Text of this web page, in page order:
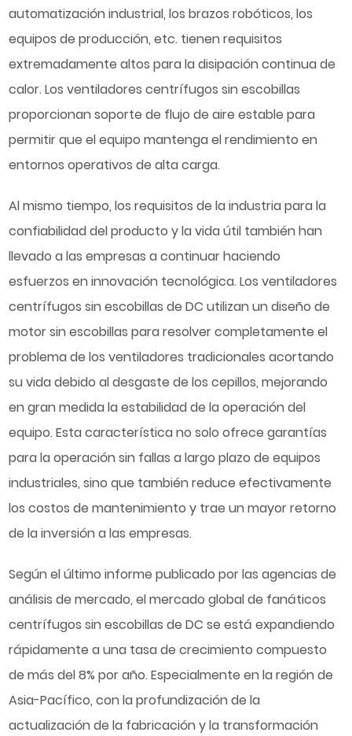
automatización industrial, los brazos robóticos, los
equipos de producción, etc. tienen requisitos
extremadamente altos para la disipación continua de
calor. Los ventiladores centrífugos sin escobillas
proporcionan soporte de flujo de aire estable para
permitir que el equipo mantenga el rendimiento en
entornos operativos de alta carga.
Al mismo tiempo, los requisitos de la industria para la
confiabilidad del producto y la vida útil también han
llevado a las empresas a continuar haciendo
esfuerzos en innovación tecnológica. Los ventiladores
centrífugos sin escobillas de DC utilizan un diseño de
motor sin escobillas para resolver completamente el
problema de los ventiladores tradicionales acortando
su vida debido al desgaste de los cepillos, mejorando
en gran medida la estabilidad de la operación del
equipo. Esta característica no solo ofrece garantías
para la operación sin fallas a largo plazo de equipos
industriales, sino que también reduce efectivamente
los costos de mantenimiento y trae un mayor retorno
de la inversión a las empresas.
Según el último informe publicado por las agencias de
análisis de mercado, el mercado global de fanáticos
centrífugos sin escobillas de DC se está expandiendo
rápidamente a una tasa de crecimiento compuesto
de más del 8% por año. Especialmente en la región de
Asia-Pacífico, con la profundización de la
actualización de la fabricación y la transformación